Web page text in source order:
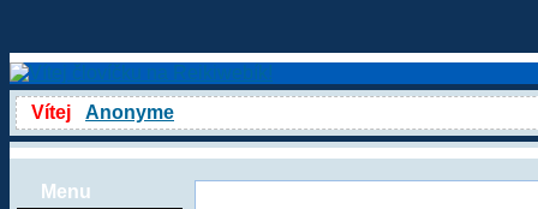
Vítej Anonyme
Menu